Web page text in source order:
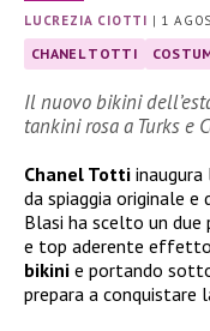
LUCREZIA CIOTTI | 1
CHANEL TOTTI
Il nuovo bikini
tankini rosa a Turks e
Chanel Totti inaugura
da spiaggia originale
Blasi ha scelto un
e top aderente
bikini e portando
prepara a conquistare